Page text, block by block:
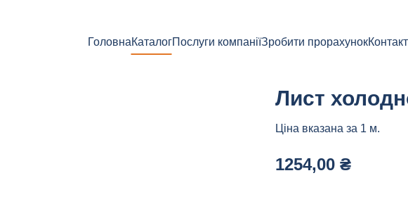
ГоловнаКаталогПослуги компаніїЗробити прорахунок
Лист
Ціна вказана за 1 м.
1254,00 ₴